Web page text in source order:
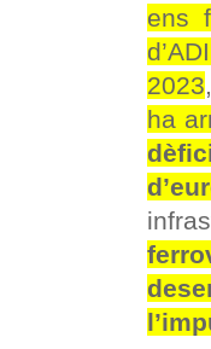
ens
2023,
ha